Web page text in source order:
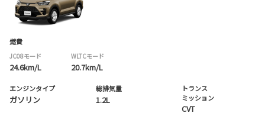
燃費
JC08モード
24.6km/L
WLTCモード
20.7km/L
エンジンタイプ
ガソリン
総排気量
1.2L
トランス
ミッション
CVT